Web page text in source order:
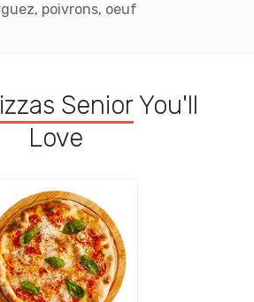
poivrons, oeuf
Senior You'll
Love